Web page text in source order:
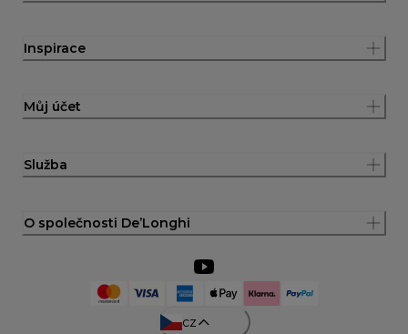
Inspirace
Můj účet
Služba
O společnosti De’Longhi
cz